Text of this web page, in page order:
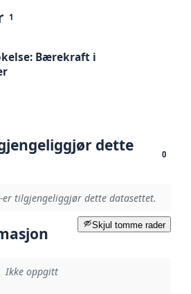
1
Bærekraft i
dette
0
tilgjengeliggjør dette datasettet.
Skjul tomme rader
Ikke oppgitt